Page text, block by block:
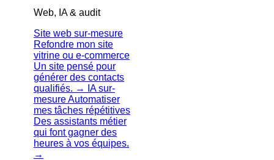
Web, IA & audit
Site web sur-mesure
Refondre mon site
vitrine ou e-commerce
Un site pensé pour
générer des contacts
qualifiés. →
IA sur-
mesureAutomatiser
mes tâches répétitives
Des assistants métier
qui font gagner des
heures à vos équipes.
→